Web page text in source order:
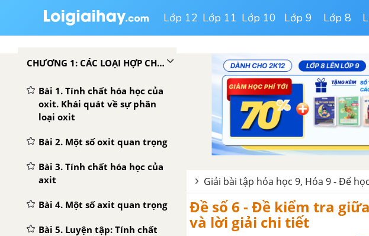
Lớp 12 Lớp 11 Lớp 10 Lớp 9 Lớp 8
CHƯƠNG 1: CÁC LOẠI HỢP CHẤT VÔ CƠ
Bài 1. Tính chất hóa học của
oxit. Khái quát về sự phân
loại oxit
Bài 2. Một số oxit quan trọng
Bài 3. Tính chất hóa học của
axit
Bài 4. Một số axit quan trọng
Bài 5. Luyện tập: Tính chất
Giải bài tập hóa học 9, Hóa 9 - Để
Đề số 6 - Đề kiểm tra
và lời giải chi tiết